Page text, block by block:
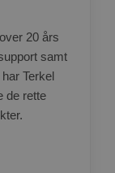
20 års
samt
Terkel
de rette